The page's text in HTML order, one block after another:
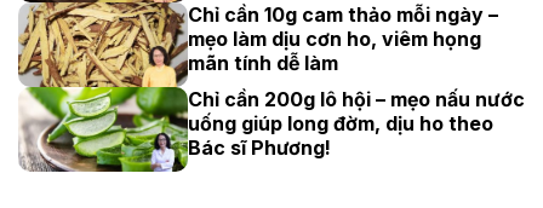
Chỉ cần 10g cam thảo mỗi ngày –
mẹo làm dịu cơn ho, viêm họng
mãn tính dễ làm
Chỉ cần 200g lô hội – mẹo nấu nước
uống giúp long đờm, dịu ho theo
Bác sĩ Phương!